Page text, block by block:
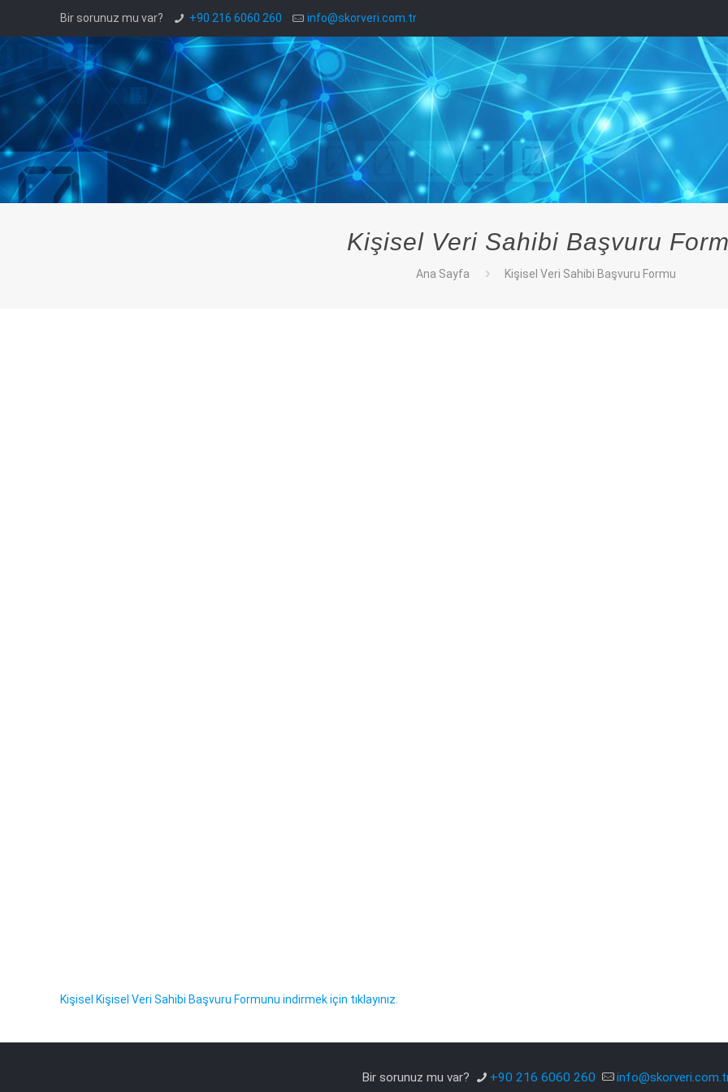
Bir sorunuz mu var? +90 216 6060 260 info@skorveri.com.tr
Kişisel Veri Sahibi Başvuru
Ana Sayfa Kişisel Veri Sahibi Başvuru Formu
Kişisel Kişisel Veri Sahibi Başvuru Formunu indirmek için tıklayınız.
Bir sorunuz mu var? +90 216 6060 260